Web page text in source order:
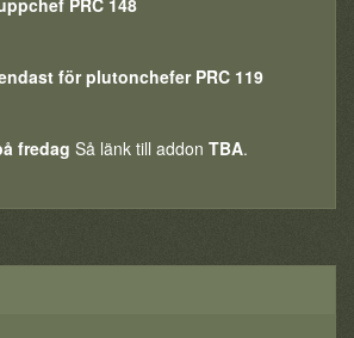
PRC 148
för plutonchefer PRC 119
fredag Så länk till addon TBA.